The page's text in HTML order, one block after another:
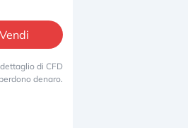
Vendi
di CFD
perdono denaro.